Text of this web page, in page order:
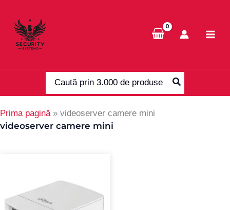
content
for:
Prima pagină» videoserver camere mini
videoserver camere mini